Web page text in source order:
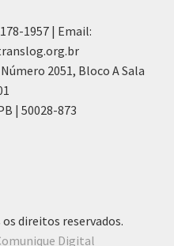
1957 | Email:
2051, Bloco A Sala
| 50028-873
os direitos reservados.
Digital